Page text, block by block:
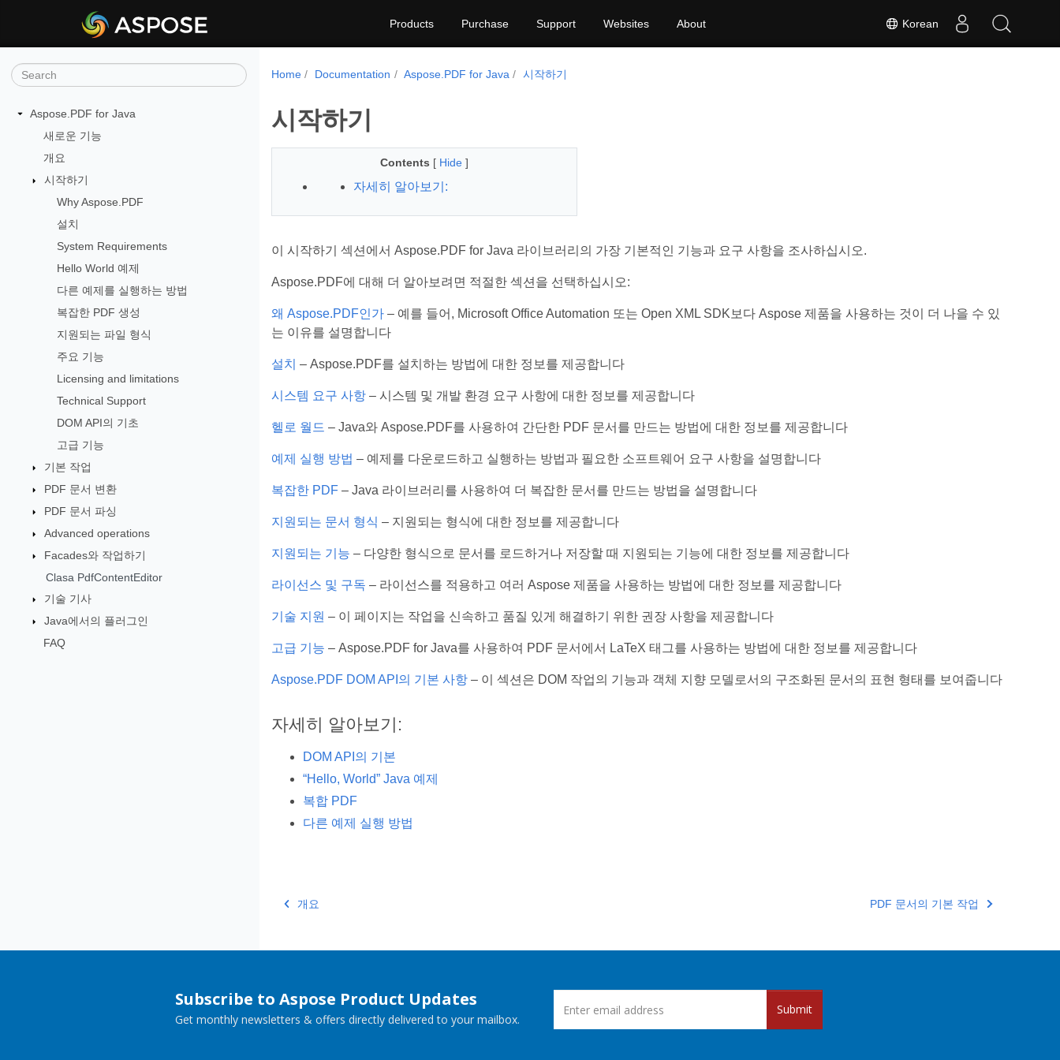
Korean
Products Purchase Support Websites About
Aspose.PDF for Java
새로운 기능
개요
시작하기
Why Aspose.PDF
설치
System Requirements
Hello World 예제
다른 예제를 실행하는 방법
복잡한 PDF 생성
지원되는 파일 형식
주요 기능
Licensing and limitations
Technical Support
DOM API의 기초
고급 기능
기본 작업
PDF 문서 변환
PDF 문서 파싱
Advanced operations
Facades와 작업하기
Clasa PdfContentEditor
기술 기사
Java에서의 플러그인
FAQ
Home Documentation Aspose.PDF for Java 시작하기
시작하기
Contents [ Hide ]
자세히 알아보기:
이 시작하기 섹션에서 Aspose.PDF for Java 라이브러리의 가장 기본적인 기능과 요구 사항을 조사하십시오.
Aspose.PDF에 대해 더 알아보려면 적절한 섹션을 선택하십시오:
왜 Aspose.PDF인가– 예를 들어, Microsoft Office Automation 또는 Open XML SDK보다 Aspose 제품을 사용하는 것이 더 나을 수 있
는 이유를 설명합니다
설치 – Aspose.PDF를 설치하는 방법에 대한 정보를 제공합니다
시스템 요구 사항– 시스템 및 개발 환경 요구 사항에 대한 정보를 제공합니다
헬로 월드 – Java와 Aspose.PDF를 사용하여 간단한 PDF 문서를 만드는 방법에 대한 정보를 제공합니다
예제 실행 방법 – 예제를 다운로드하고 실행하는 방법과 필요한 소프트웨어 요구 사항을 설명합니다
복잡한 PDF– Java 라이브러리를 사용하여 더 복잡한 문서를 만드는 방법을 설명합니다
지원되는 문서 형식 – 지원되는 형식에 대한 정보를 제공합니다
지원되는 기능 – 다양한 형식으로 문서를 로드하거나 저장할 때 지원되는 기능에 대한 정보를 제공합니다
라이선스 및 구독 – 라이선스를 적용하고 여러 Aspose 제품을 사용하는 방법에 대한 정보를 제공합니다
기술 지원 – 이 페이지는 작업을 신속하고 품질 있게 해결하기 위한 권장 사항을 제공합니다
고급 기능 – Aspose.PDF for Java를 사용하여 PDF 문서에서 LaTeX 태그를 사용하는 방법에 대한 정보를 제공합니다
Aspose.PDF DOM API의 기본 사항– 이 섹션은 DOM 작업의 기능과 객체 지향 모델로서의 구조화된 문서의 표현 형태를 보여줍니다
자세히 알아보기:
DOM API의 기본
“Hello, World” Java 예제
복합 PDF
다른 예제 실행 방법
개요 PDF 문서의 기본 작업
Subscribe to Aspose Product Updates
Get monthly newsletters & offers directly delivered to your mailbox.
Submit